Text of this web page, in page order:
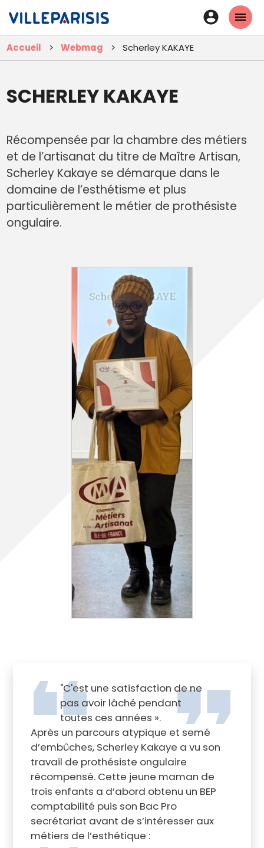
contenu
principal
En-
tête
-
Accueil Webmag Scherley KAKAYE
SCHERLEY KAKAYE
Récompensée par la chambre des métiers
et de l’artisanat du titre de Maître Artisan,
Scherley Kakaye se démarque dans le
domaine de l’esthétisme et plus
particulièrement le métier de prothésiste
ongulaire.
"C'est une satisfaction de ne
pas avoir lâché pendant
toutes ces années ».
Après un parcours atypique et semé
d’embûches, Scherley Kakaye a vu son
travail de prothésiste ongulaire
récompensé. Cette jeune maman de
trois enfants a d’abord obtenu un BEP
comptabilité puis son Bac Pro
secrétariat avant de s’intéresser aux
métiers de l’esthétique :